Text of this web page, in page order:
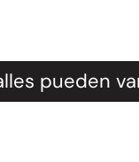
pueden